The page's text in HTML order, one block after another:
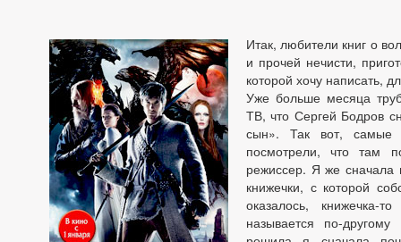
Итак, любители книг о
и прочей нечисти,
которой хочу написать,
Уже больше месяца
ТВ, что Сергей Бодров
сын». Так вот, самые
посмотрели, что там
режиссер. Я же сначала
книжечки, с которой
оказалось, книжечка-
называется по-